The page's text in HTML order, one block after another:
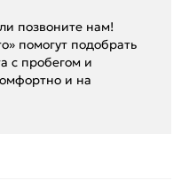
позвоните нам!
помогут подобрать
с пробегом и
и на